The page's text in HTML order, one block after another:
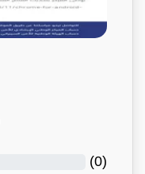
(
0
)